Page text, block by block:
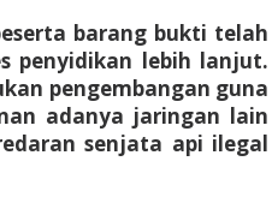
barang bukti telah
penyidikan lebih lanjut.
pengembangan guna
adanya jaringan lain
senjata api ilegal